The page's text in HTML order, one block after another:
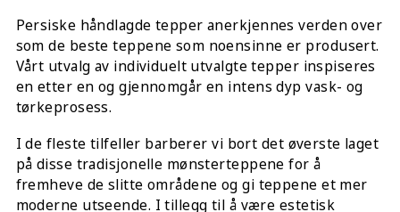
Persiske håndlagde tepper anerkjennes verden over
som de beste teppene som noensinne er produsert.
Vårt utvalg av individuelt utvalgte tepper inspiseres
en etter en og gjennomgår en intens dyp vask- og
tørkeprosess.
I de fleste tilfeller barberer vi bort det øverste laget
på disse tradisjonelle mønsterteppene for å
fremheve de slitte områdene og gi teppene et mer
moderne utseende. I tillegg til å være estetisk